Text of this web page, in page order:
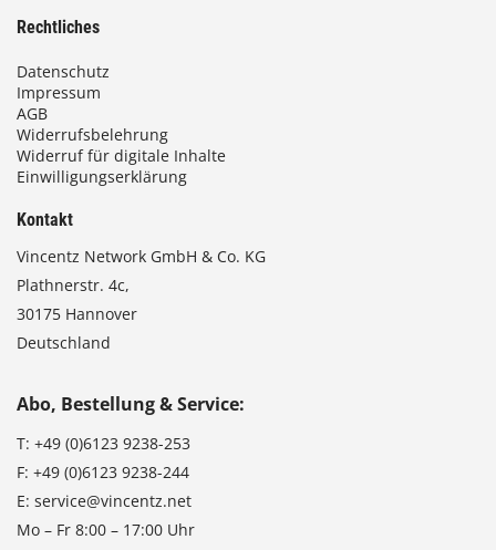
Rechtliches
Datenschutz
Impressum
AGB
Widerrufsbelehrung
Widerruf für digitale Inhalte
Einwilligungserklärung
Kontakt
Vincentz Network GmbH & Co. KG
Plathnerstr. 4c,
30175 Hannover
Deutschland
Abo, Bestellung & Service:
T: +49 (0)6123 9238-253
F: +49 (0)6123 9238-244
E: service@vincentz.net
Mo – Fr 8:00 – 17:00 Uhr